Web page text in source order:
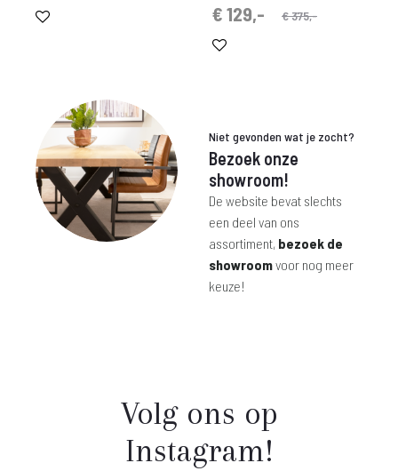
prijs
€375,-
Oorspronkelijke
€129,-
Huidige
prijs
Niet gevonden wat je zocht?
Bezoek onze
showroom!
De website bevat slechts
een deel van ons
assortiment, bezoek de
showroomvoor nog meer
keuze!
Volg ons op
Instagram!